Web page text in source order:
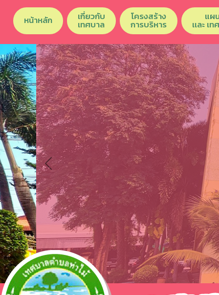
หน้าหลัก เกี่ยวกับ
เทศบาล
โครงสร้าง
การบริหาร
แผ
เเละ
Previous